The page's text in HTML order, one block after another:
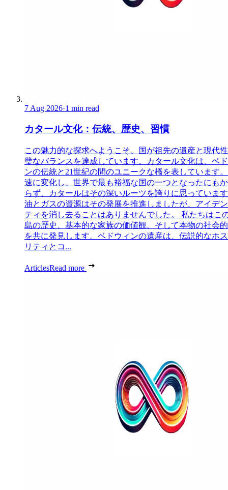
7 Aug 2026·1 min read
カタール文化：伝統、歴史、習慣
この魅力的な探求へようこそ、国が祖先の遺産と現代
璧なバランスを達成しています。カタール文化は、ベ
ンの伝統と21世紀の間のユニークな橋を表しています
速に変化し、世界で最も裕福な国の一つとなったにも
らず、カタールはその深いルーツを誇りに思っていま
油とガスの資源はその発展を推進しましたが、アイデ
ティを消し去ることはありませんでした。 私たちはこ
島の歴史、基本的な家族の価値観、そして本物の社会
を共に発見します。ベドウィンの遺産は、伝説的なホ
リティとコ...
ArticlesRead more